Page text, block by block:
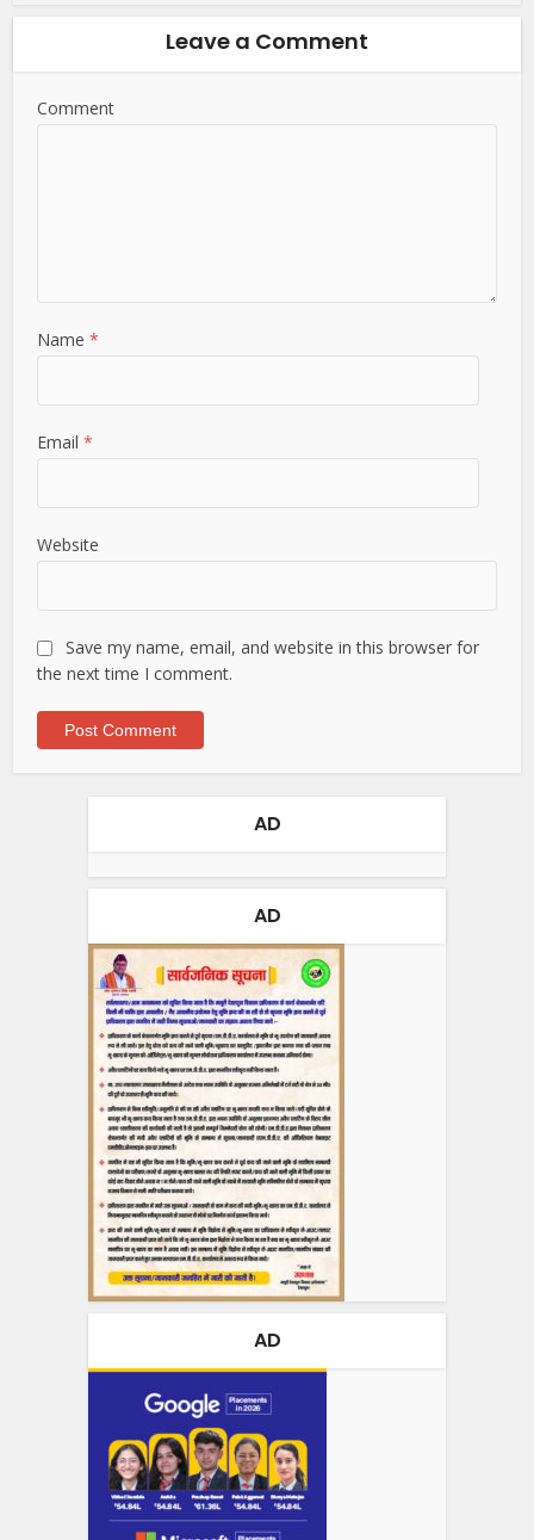
Leave a Comment
Comment
Name*
Email*
Website
Save my name, email, and website in this browser for
the next time I comment.
AD
AD
AD